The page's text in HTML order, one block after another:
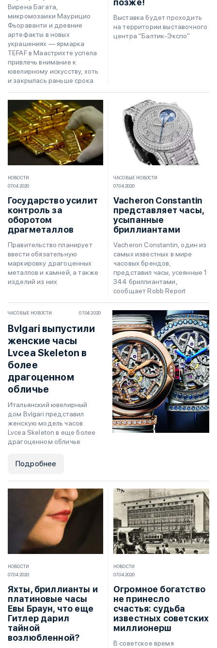
Вирена Багата,
микромозаики Маурицио
Фьораванти и древние
артефакты в новых
украшениях — ярмарка
TEFAF в Маастрихте успела
привлечь внимание к
ювелирному искусству, хоть
и закрылась раньше срока
позже!
Выставка будет проходить
на территории выставочного
центра "Балтик-Экспо"
НОВОСТИ
07.04.2020
Государство усилит
контроль за
оборотом
драгметаллов
Правительство планирует
ввести обязательную
маркировку драгоценных
металлов и камней, а также
изделий из них
ЧАСОВЫЕ НОВОСТИ
07.04.2020
Vacheron Constantin
представляет часы,
усыпанные
бриллиантами
Vacheron Constantin, один из
самых известных в мире
часовых брендов,
представил часы, усеянные 1
344 бриллиантами,
сообщает Robb Report
ЧАСОВЫЕ НОВОСТИ 07.04.2020
Bvlgari выпустили
женские часы
Lvcea Skeleton в
более
драгоценном
обличье
Итальянский ювелирный
дом Bvlgari представил
женскую модель часов
Lvcea Skeleton в еще более
драгоценном обличье
Подробнее
НОВОСТИ
07.04.2020
Яхты, бриллианты и
платиновые часы
Евы Браун, что еще
Гитлер дарил
тайной
возлюбленной?
НОВОСТИ
07.04.2020
Огромное богатство
не принесло
счастья: судьба
известных советских
миллионерш
В советское время